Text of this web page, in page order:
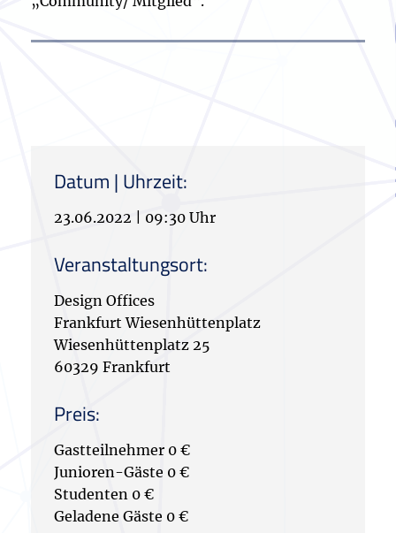
Datum | Uhrzeit:
23.06.2022 09:30 Uhr
Veranstaltungsort:
Design Offices
Frankfurt Wiesenhüttenplatz
Wiesenhüttenplatz 25
60329 Frankfurt
Preis:
Gastteilnehmer 0 €
Junioren-Gäste 0 €
Studenten 0 €
Geladene Gäste 0 €